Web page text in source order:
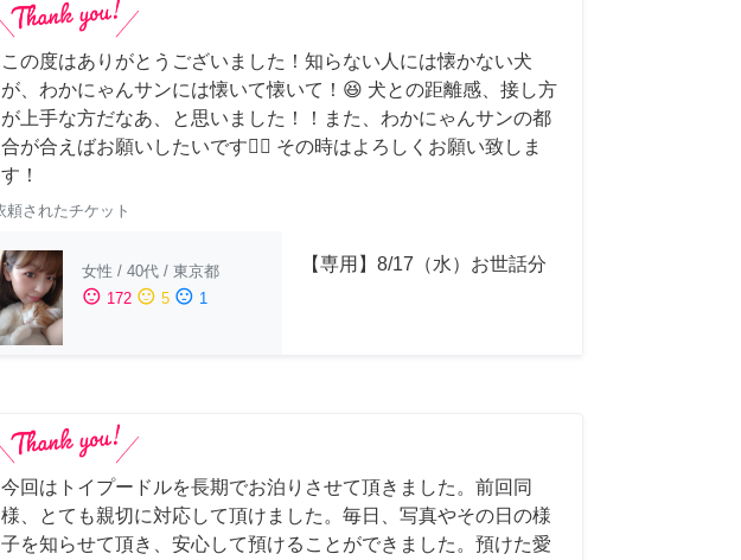
この度はありがとうございました！知らない人には懐かない犬
が、わかにゃんサンには懐いて懐いて！😆 犬との距離感、接し方
が上手な方だなあ、と思いました！！また、わかにゃんサンの都
合が合えばお願いしたいです🙇‍♂️ その時はよろしくお願い致しま
す！
頼されたチケット
女性 / 40代 / 東京都
sentiment_satisfied 172 sentiment_neutral 5 sentiment_dissatisfied 1
【専用】8/17（水）お世話分
今回はトイプードルを長期でお泊りさせて頂きました。前回同
様、とても親切に対応して頂けました。毎日、写真やその日の様
子を知らせて頂き、安心して預けることができました。預けた愛